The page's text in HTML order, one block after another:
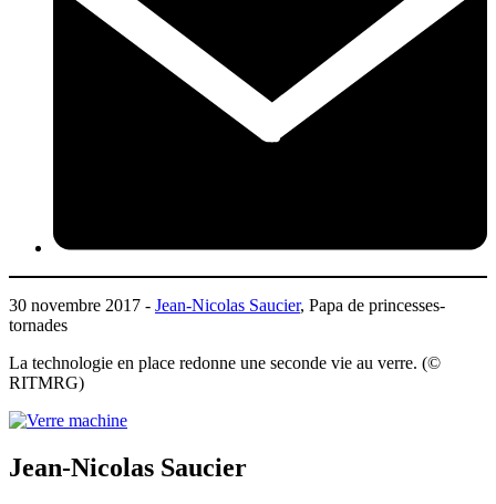
30 novembre 2017 - Jean-Nicolas Saucier, Papa de princesses-
tornades
La technologie en place redonne une seconde vie au verre. (©
RITMRG)
Jean-Nicolas Saucier